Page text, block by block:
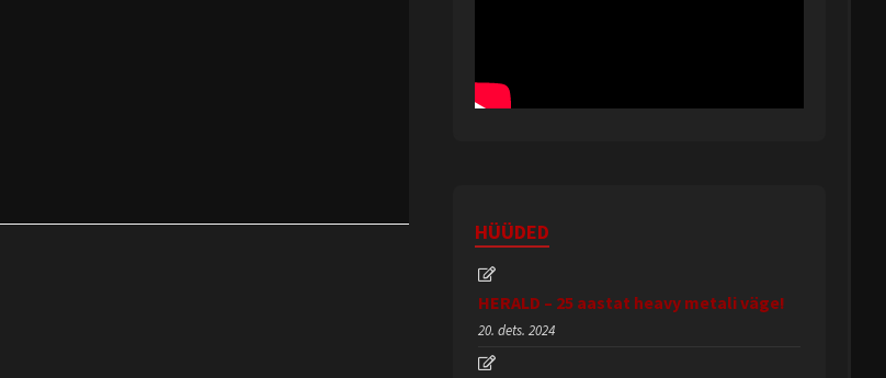
HÜÜDED
HERALD – 25 aastat heavy metali väge!
20. dets. 2024